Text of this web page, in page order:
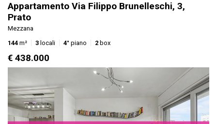
Appartamento Via Filippo Brunelleschi, 3,
Prato
Mezzana
144 m² 3 locali 4° piano 2 box
€ 438.000